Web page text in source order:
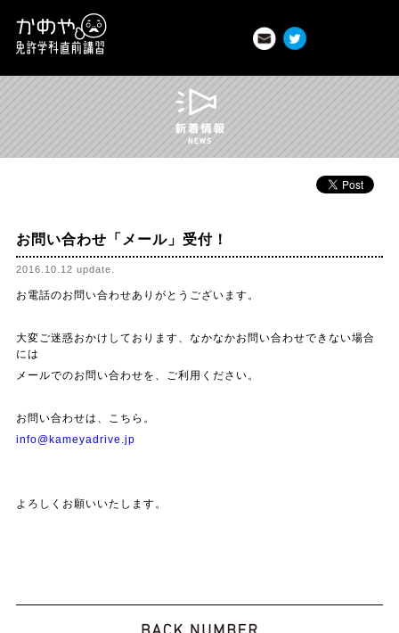
かめや免許学科直前講習｜香川県 高松市お問い合わせはこちら
お問い合わせ「メール」受付！
2016.10.12 update.
お電話のお問い合わせありがとうございます。
大変ご迷惑おかけしております、なかなかお問い合わせできない場合
には
メールでのお問い合わせを、ご利用ください。
お問い合わせは、こちら。
info@kameyadrive.jp
よろしくお願いいたします。